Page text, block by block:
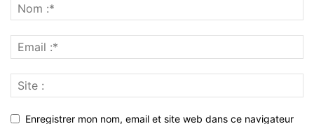
Enregistrer mon nom, email et site web dans ce navigateur